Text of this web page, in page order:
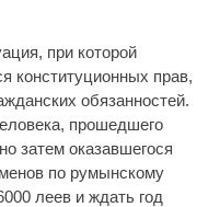
при которой
конституционных прав,
обязанностей.
прошедшего
затем оказавшегося
по румынскому
леев и ждать год